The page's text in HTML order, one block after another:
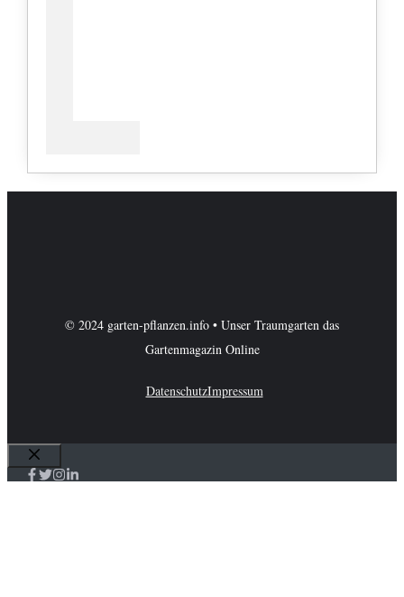
© 2024 garten-pflanzen.info • Unser Traumgarten das
Gartenmagazin Online
DatenschutzImpressum
Schließen